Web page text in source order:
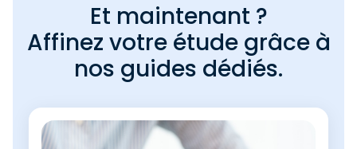
Et maintenant ?
Affinez votre étude grâce à
nos guides dédiés.